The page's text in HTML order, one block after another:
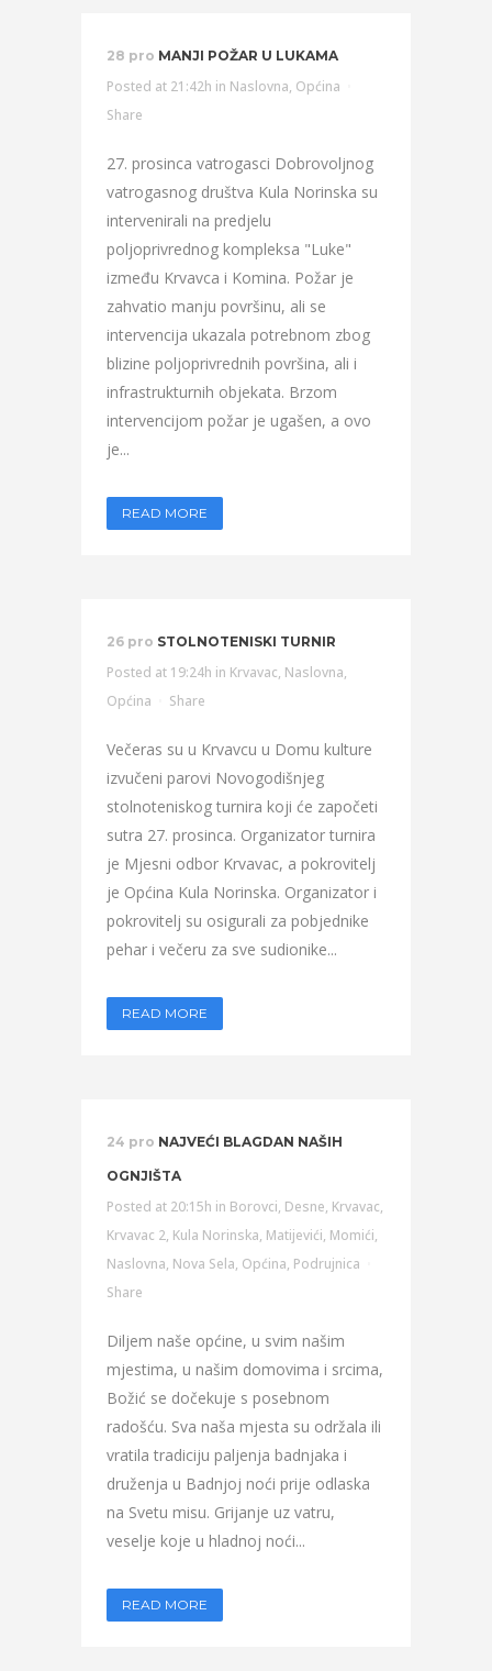
28 pro MANJI POŽAR U LUKAMA
Posted at 21:42h in Naslovna, Općina
Share
27. prosinca vatrogasci Dobrovoljnog
vatrogasnog društva Kula Norinska su
intervenirali na predjelu
poljoprivrednog kompleksa "Luke"
između Krvavca i Komina. Požar je
zahvatio manju površinu, ali se
intervencija ukazala potrebnom zbog
blizine poljoprivrednih površina, ali i
infrastrukturnih objekata. Brzom
intervencijom požar je ugašen, a ovo
je...
READ MORE
26 pro STOLNOTENISKI TURNIR
Posted at 19:24h in Krvavac, Naslovna,
Općina
Share
Večeras su u Krvavcu u Domu kulture
izvučeni parovi Novogodišnjeg
stolnoteniskog turnira koji će započeti
sutra 27. prosinca. Organizator turnira
je Mjesni odbor Krvavac, a pokrovitelj
je Općina Kula Norinska. Organizator i
pokrovitelj su osigurali za pobjednike
pehar i večeru za sve sudionike...
READ MORE
24 pro NAJVEĆI BLAGDAN NAŠIH
OGNJIŠTA
Posted at 20:15h in Borovci, Desne, Krvavac,
Krvavac 2, Kula Norinska, Matijevići, Momići,
Naslovna, Nova Sela, Općina, Podrujnica
Share
Diljem naše općine, u svim našim
mjestima, u našim domovima i srcima,
Božić se dočekuje s posebnom
radošću. Sva naša mjesta su održala ili
vratila tradiciju paljenja badnjaka i
druženja u Badnjoj noći prije odlaska
na Svetu misu. Grijanje uz vatru,
veselje koje u hladnoj noći...
READ MORE